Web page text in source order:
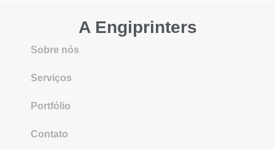
A Engiprinters
Sobre nós
Serviços
Portfólio
Contato